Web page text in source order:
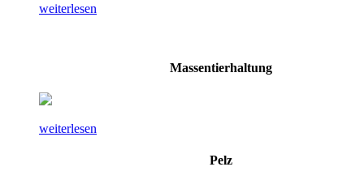
weiterlesen
Massentierhaltung
weiterlesen
Pelz